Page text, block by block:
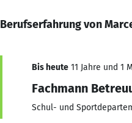
Berufserfahrung von
Bis heute 11 Jahre und 1
Fachmann
Schul- und